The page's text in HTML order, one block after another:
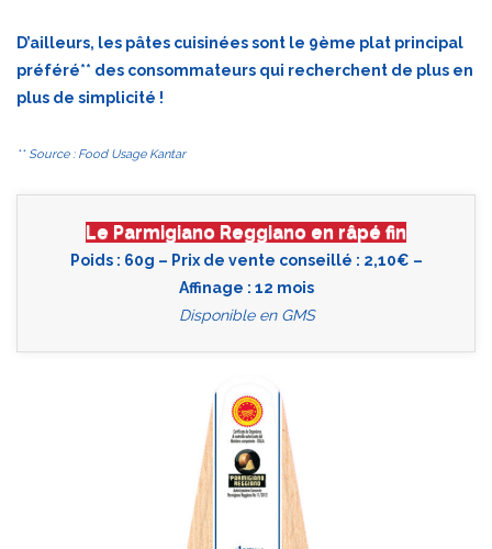
D’ailleurs, les pâtes cuisinées sont le 9ème plat principal
préféré** des consommateurs qui recherchent de plus en
plus de simplicité !
** Source : Food Usage Kantar
Le Parmigiano Reggiano en râpé fin
Poids : 60g – Prix de vente conseillé : 2,10€ –
Affinage : 12 mois
Disponible en GMS